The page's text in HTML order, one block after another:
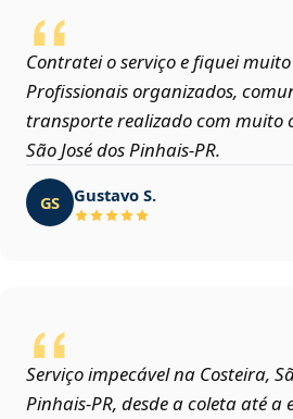
Contratei o serviço e fiquei
Profissionais organizados,
transporte realizado com muito
São José dos Pinhais‑PR.
GS Gustavo S.
Serviço impecável na Costeira,
Pinhais‑PR, desde a coleta até a